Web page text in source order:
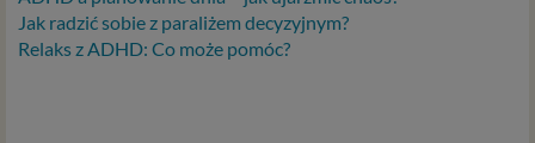
Jak radzić sobie z paraliżem decyzyjnym?
Relaks z ADHD: Co może pomóc?
zidentyfikowanej lub możliwej do zidentyfikowania
osobie fizycznej. W przypadku korzystania z naszego